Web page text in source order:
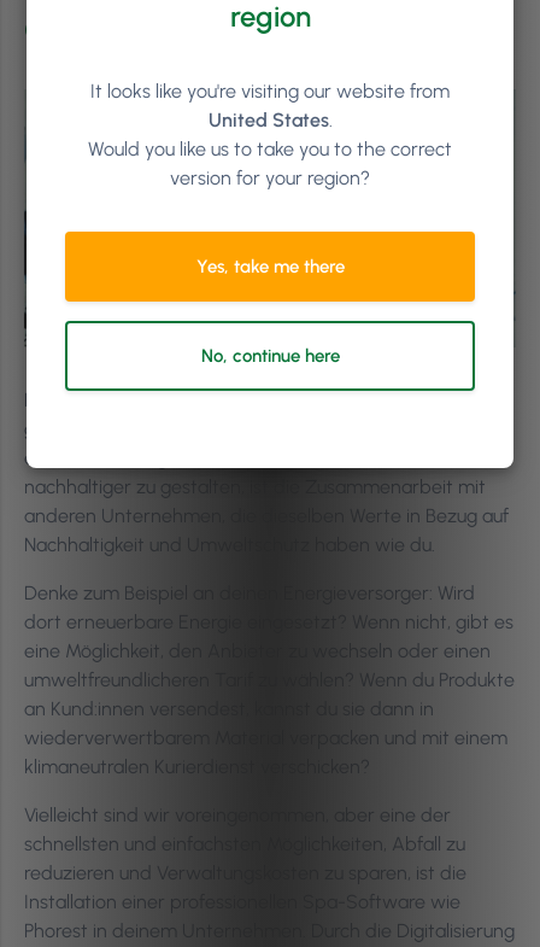
entscheidend
Die Auswirkungen deines Unternehmens auf die Umwelt
gehen weit über die Behandlungsräume hinaus. Eine der
effektivsten Möglichkeiten, dein Unternehmen
nachhaltiger zu gestalten, ist die Zusammenarbeit mit
anderen Unternehmen, die dieselben Werte in Bezug auf
Nachhaltigkeit und Umweltschutz haben wie du.
Denke zum Beispiel an deinen Energieversorger: Wird
dort erneuerbare Energie eingesetzt? Wenn nicht, gibt es
eine Möglichkeit, den Anbieter zu wechseln oder einen
umweltfreundlicheren Tarif zu wählen? Wenn du Produkte
an Kund:innen versendest, kannst du sie dann in
wiederverwertbarem Material verpacken und mit einem
klimaneutralen Kurierdienst verschicken?
Vielleicht sind wir voreingenommen, aber eine der
schnellsten und einfachsten Möglichkeiten, Abfall zu
reduzieren und Verwaltungskosten zu sparen, ist die
Installation einer professionellen Spa-Software wie
Phorest in deinem Unternehmen. Durch die Digitalisierung
region
It looks like you're visiting our website from
United States.
Would you like us to take you to the correct
version for your region?
Yes, take me there
No, continue here